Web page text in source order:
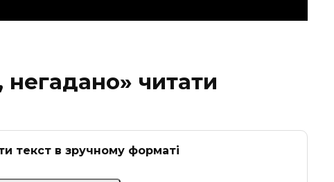
читати
текст в зручному форматі